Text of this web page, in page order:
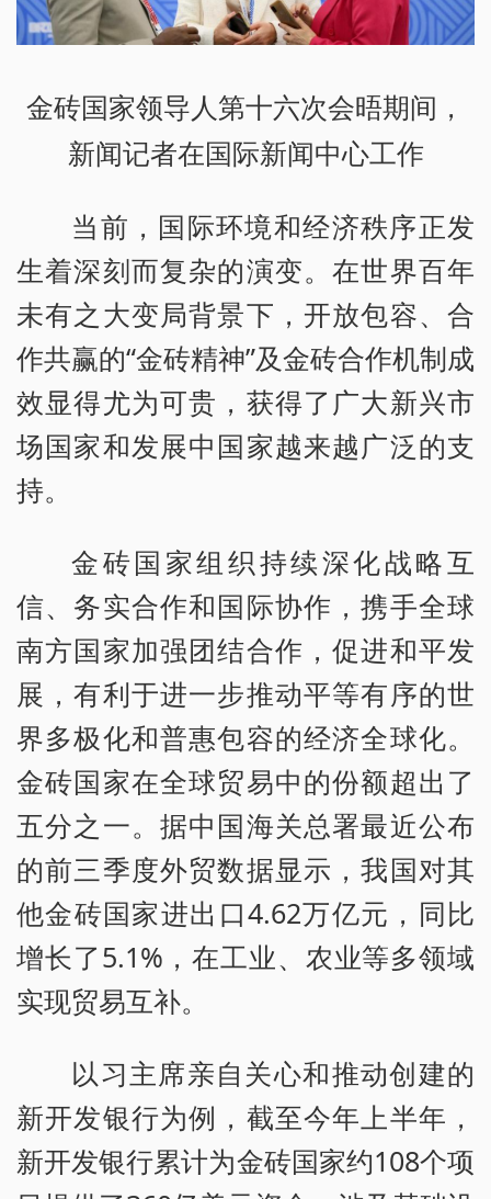
金砖国家领导人第十六次会晤期间，
新闻记者在国际新闻中心工作
当前，国际环境和经济秩序正发
生着深刻而复杂的演变。在世界百年
未有之大变局背景下，开放包容、合
作共赢的“金砖精神”及金砖合作机制成
效显得尤为可贵，获得了广大新兴市
场国家和发展中国家越来越广泛的支
持。
金砖国家组织持续深化战略互
信、务实合作和国际协作，携手全球
南方国家加强团结合作，促进和平发
展，有利于进一步推动平等有序的世
界多极化和普惠包容的经济全球化。
金砖国家在全球贸易中的份额超出了
五分之一。据中国海关总署最近公布
的前三季度外贸数据显示，我国对其
他金砖国家进出口4.62万亿元，同比
增长了5.1%，在工业、农业等多领域
实现贸易互补。
以习主席亲自关心和推动创建的
新开发银行为例，截至今年上半年，
新开发银行累计为金砖国家约108个项